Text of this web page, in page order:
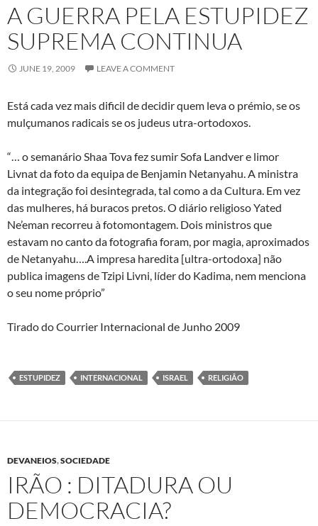
A GUERRA PELA ESTUPIDEZ
SUPREMA CONTINUA
JUNE 19, 2009 LEAVE A COMMENT
Está cada vez mais dificil de decidir quem leva o prémio, se os
mulçumanos radicais se os judeus utra-ortodoxos.
“… o semanário Shaa Tova fez sumir Sofa Landver e limor
Livnat da foto da equipa de Benjamin Netanyahu. A ministra
da integração foi desintegrada, tal como a da Cultura. Em vez
das mulheres, há buracos pretos. O diário religioso Yated
Ne’eman recorreu à fotomontagem. Dois ministros que
estavam no canto da fotografia foram, por magia, aproximados
de Netanyahu….A impresa haredita [ultra-ortodoxa] não
publica imagens de Tzipi Livni, líder do Kadima, nem menciona
o seu nome próprio”
Tirado do Courrier Internacional de Junho 2009
ESTUPIDEZ INTERNACIONAL ISRAEL RELIGIÃO
DEVANEIOS,SOCIEDADE
IRÃO : DITADURA OU
DEMOCRACIA?